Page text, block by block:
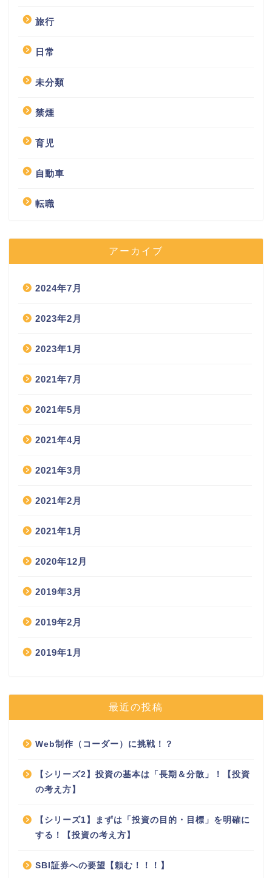
旅行
日常
未分類
禁煙
育児
自動車
転職
アーカイブ
2024年7月
2023年2月
2023年1月
2021年7月
2021年5月
2021年4月
2021年3月
2021年2月
2021年1月
2020年12月
2019年3月
2019年2月
2019年1月
最近の投稿
Web制作（コーダー）に挑戦！？
【シリーズ2】投資の基本は「長期＆分散」！【投資
の考え方】
【シリーズ1】まずは「投資の目的・目標」を明確に
する！【投資の考え方】
SBI証券への要望【頼む！！！】